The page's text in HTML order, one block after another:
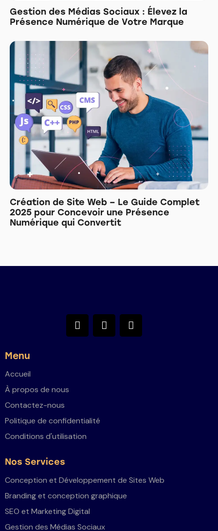
Gestion des Médias Sociaux : Élevez la
Présence Numérique de Votre Marque
Création de Site Web – Le Guide Complet
2025 pour Concevoir une Présence
Numérique qui Convertit
Menu
Accueil
À propos de nous
Contactez-nous
Politique de confidentialité
Conditions d'utilisation
Nos Services
Conception et Développement de Sites Web
Branding et conception graphique
SEO et Marketing Digital
Gestion des Médias Sociaux